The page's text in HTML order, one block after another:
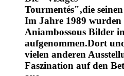
Tourmentés",die
Im Jahre 1989 wurden
Aniambossous Bilder
aufgenommen.Dort
vielen anderen
Faszination auf den